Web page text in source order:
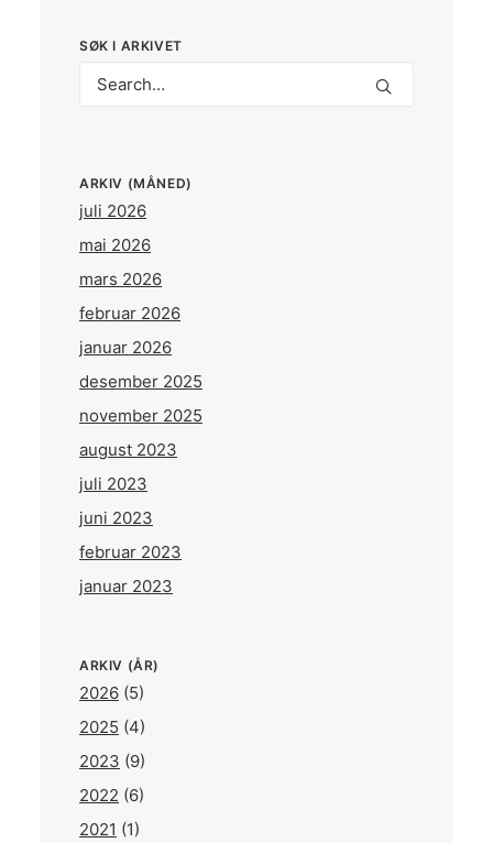
SØK I ARKIVET
ARKIV (MÅNED)
juli 2026
mai 2026
mars 2026
februar 2026
januar 2026
desember 2025
november 2025
august 2023
juli 2023
juni 2023
februar 2023
januar 2023
ARKIV (ÅR)
2026 (5)
2025 (4)
2023 (9)
2022 (6)
2021 (1)